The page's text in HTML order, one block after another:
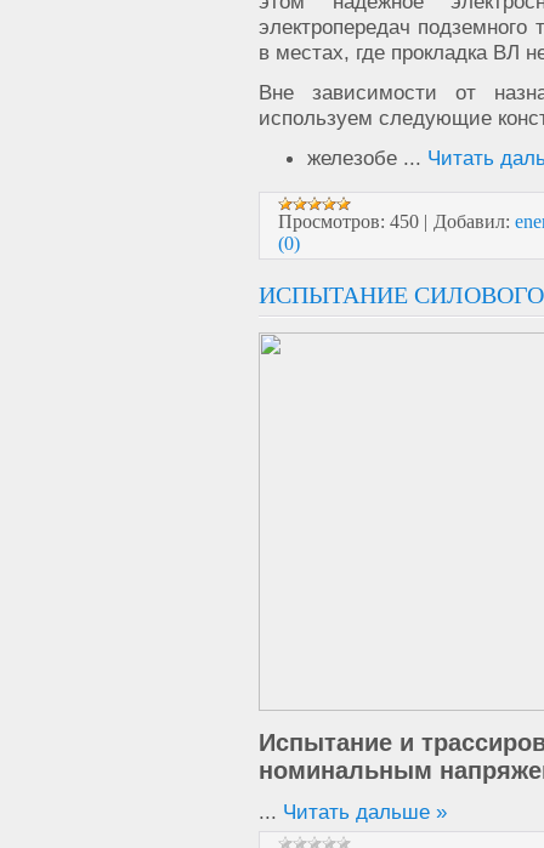
электропередач
в местах, где прокладка ВЛ
Вне зависимости от
используем следующие
железобе ... Читать
Просмотров: 450 | Добавил:
(0)
ИСПЫТАНИЕ
Испытание и
номинальным
... Читать дальше »